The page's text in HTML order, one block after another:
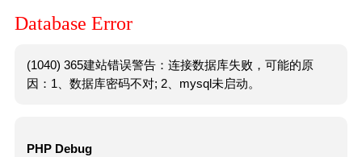
Database Error
(1040) 365建站错误警告：连接数据库失败，可能的原
因：1、数据库密码不对; 2、mysql未启动。
PHP Debug